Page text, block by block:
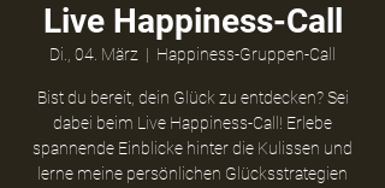
Live Happiness-Call
Di., 04. März
  |
Happiness-Gruppen-Call
Bist du bereit, dein Glück zu entdecken? Sei
dabei beim Live Happiness-Call! Erlebe
spannende Einblicke hinter die Kulissen und
lerne meine persönlichen Glücksstrategien